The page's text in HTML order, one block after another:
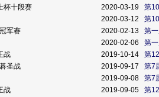
杯十段赛 2020-03-19
第
2020-03-12
第
军赛 2020-02-13
第
2020-02-06
第
战 2019-10-14
第
圣战 2019-09-17
第7
2019-09-08
第7
战 2019-09-05
第